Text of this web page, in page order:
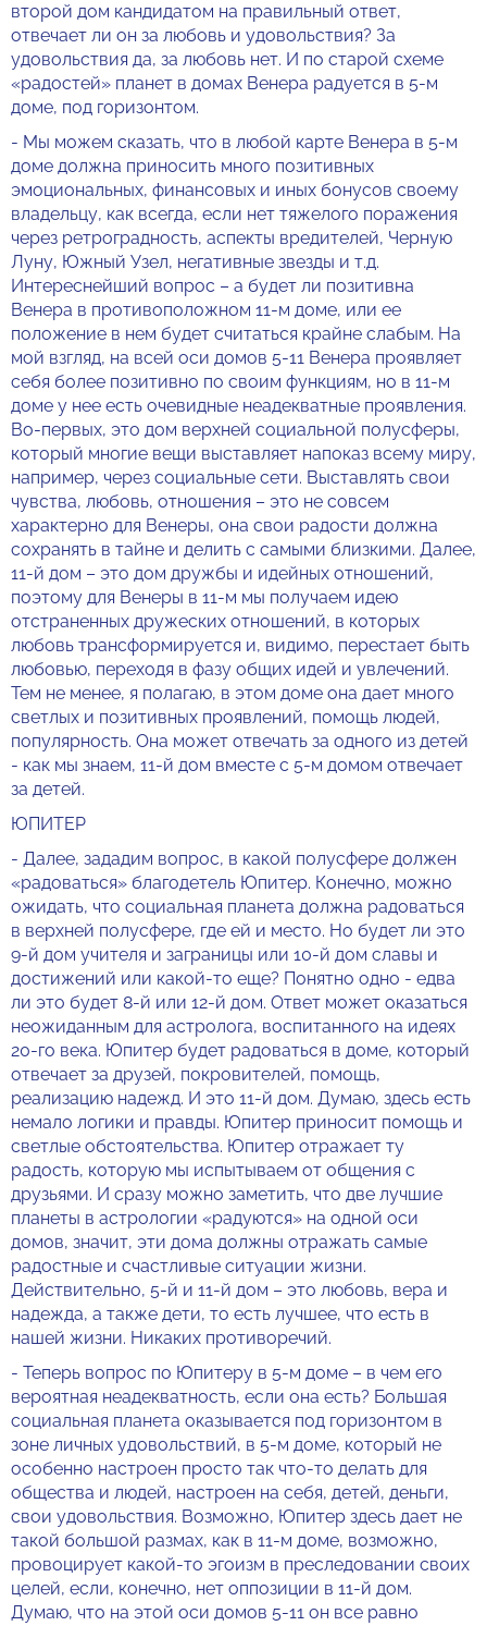
второй дом кандидатом на правильный ответ,
отвечает ли он за любовь и удовольствия? За
удовольствия да, за любовь нет. И по старой схеме
«радостей» планет в домах Венера радуется в 5-м
доме, под горизонтом.
- Мы можем сказать, что в любой карте Венера в 5-м
доме должна приносить много позитивных
эмоциональных, финансовых и иных бонусов своему
владельцу, как всегда, если нет тяжелого поражения
через ретроградность, аспекты вредителей, Черную
Луну, Южный Узел, негативные звезды и т.д.
Интереснейший вопрос – а будет ли позитивна
Венера в противоположном 11-м доме, или ее
положение в нем будет считаться крайне слабым. На
мой взгляд, на всей оси домов 5-11 Венера проявляет
себя более позитивно по своим функциям, но в 11-м
доме у нее есть очевидные неадекватные проявления.
Во-первых, это дом верхней социальной полусферы,
который многие вещи выставляет напоказ всему миру,
например, через социальные сети. Выставлять свои
чувства, любовь, отношения – это не совсем
характерно для Венеры, она свои радости должна
сохранять в тайне и делить с самыми близкими. Далее,
11-й дом – это дом дружбы и идейных отношений,
поэтому для Венеры в 11-м мы получаем идею
отстраненных дружеских отношений, в которых
любовь трансформируется и, видимо, перестает быть
любовью, переходя в фазу общих идей и увлечений.
Тем не менее, я полагаю, в этом доме она дает много
светлых и позитивных проявлений, помощь людей,
популярность. Она может отвечать за одного из детей
- как мы знаем, 11-й дом вместе с 5-м домом отвечает
за детей.
ЮПИТЕР
- Далее, зададим вопрос, в какой полусфере должен
«радоваться» благодетель Юпитер. Конечно, можно
ожидать, что социальная планета должна радоваться
в верхней полусфере, где ей и место. Но будет ли это
9-й дом учителя и заграницы или 10-й дом славы и
достижений или какой-то еще? Понятно одно - едва
ли это будет 8-й или 12-й дом. Ответ может оказаться
неожиданным для астролога, воспитанного на идеях
20-го века. Юпитер будет радоваться в доме, который
отвечает за друзей, покровителей, помощь,
реализацию надежд. И это 11-й дом. Думаю, здесь есть
немало логики и правды. Юпитер приносит помощь и
светлые обстоятельства. Юпитер отражает ту
радость, которую мы испытываем от общения с
друзьями. И сразу можно заметить, что две лучшие
планеты в астрологии «радуются» на одной оси
домов, значит, эти дома должны отражать самые
радостные и счастливые ситуации жизни.
Действительно, 5-й и 11-й дом – это любовь, вера и
надежда, а также дети, то есть лучшее, что есть в
нашей жизни. Никаких противоречий.
- Теперь вопрос по Юпитеру в 5-м доме – в чем его
вероятная неадекватность, если она есть? Большая
социальная планета оказывается под горизонтом в
зоне личных удовольствий, в 5-м доме, который не
особенно настроен просто так что-то делать для
общества и людей, настроен на себя, детей, деньги,
свои удовольствия. Возможно, Юпитер здесь дает не
такой большой размах, как в 11-м доме, возможно,
провоцирует какой-то эгоизм в преследовании своих
целей, если, конечно, нет оппозиции в 11-й дом.
Думаю, что на этой оси домов 5-11 он все равно